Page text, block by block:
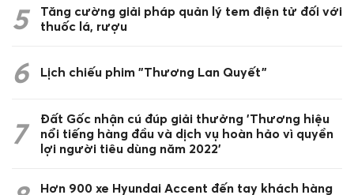
5
Tăng cường giải pháp quản lý tem điện tử đối với
thuốc lá, rượu
6 Lịch chiếu phim "Thương Lan Quyết"
7
Đất Gốc nhận cú đúp giải thưởng 'Thương hiệu
nổi tiếng hàng đầu và dịch vụ hoàn hảo vì quyền
lợi người tiêu dùng năm 2022'
Hơn 900 xe Hyundai Accent đến tay khách hàng